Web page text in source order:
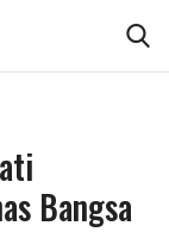
Bangsa